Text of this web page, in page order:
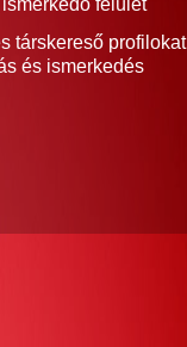
felület
társkereső profilokat
és ismerkedés